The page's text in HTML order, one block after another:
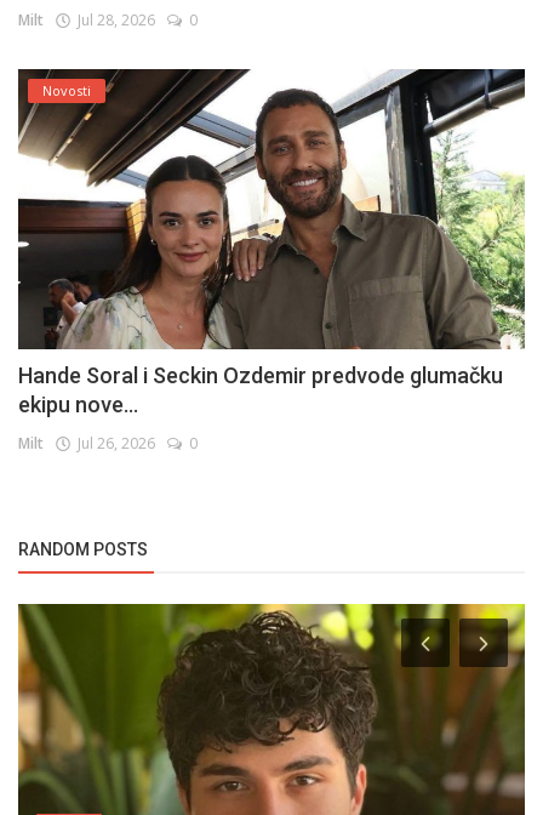
Milt Jul 28, 2026 0
Novosti
Hande Soral i Seckin Ozdemir predvode glumačku
ekipu nove...
Milt Jul 26, 2026 0
RANDOM POSTS